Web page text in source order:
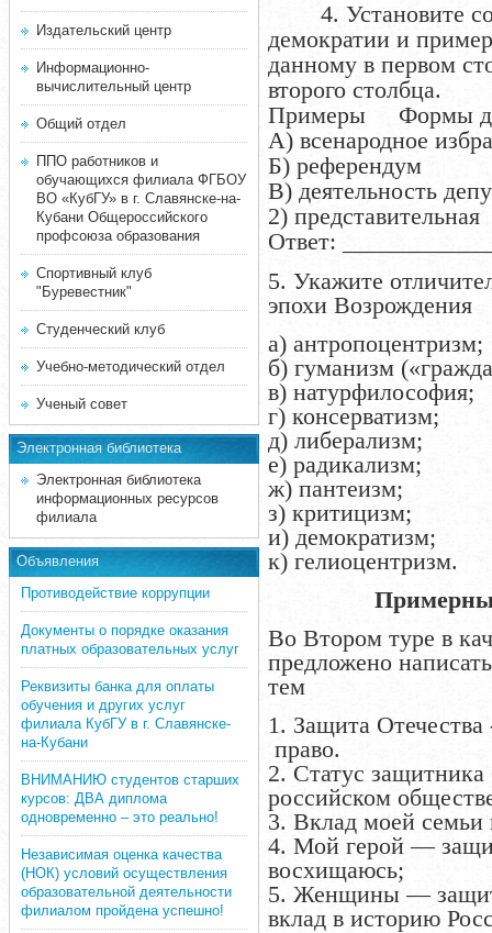
Издательский центр
Информационно-
вычислительный центр
Общий отдел
ППО работников и
обучающихся филиала ФГБОУ
ВО «КубГУ» в г. Славянске-на-
Кубани Общероссийского
профсоюза образования
Спортивный клуб
"Буревестник"
Студенческий клуб
Учебно-методический отдел
Ученый совет
Электронная библиотека
Электронная библиотека
информационных ресурсов
филиала
Объявления
Противодействие коррупции
Документы о порядке оказания
платных образовательных услуг
Реквизиты банка для оплаты
обучения и других услуг
филиала КубГУ в г. Славянске-
на-Кубани
ВНИМАНИЮ студентов старших
курсов: ДВА диплома
одновременно – это реально!
Независимая оценка качества
(НОК) условий осуществления
образовательной деятельности
филиалом пройдена успешно!
4. Установите
демократии и
данному в первом
второго столбца.
Примеры Формы
А) всенародное
Б) референдум
В) деятельность
2) представительная
Ответ:
5. Укажите
эпохи Возрождения
а) антропоцентризм;
б) гуманизм
в) натурфилософия;
г) консерватизм;
д) либерализм;
е) радикализм;
ж) пантеизм;
з) критицизм;
и) демократизм;
к) гелиоцентризм.
Во Втором туре в
предложено
тем
1. Защита
право.
2. Статус
российском
3. Вклад моей семьи
4. Мой герой —
восхищаюсь;
5. Женщины —
вклад в историю